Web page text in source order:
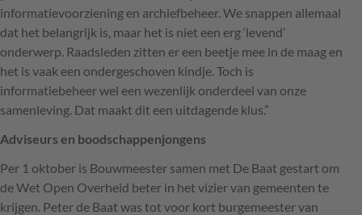
informatievoorziening en archiefbeheer. We snappen allemaal
dat het belangrijk is, maar het is niet een erg ‘levend’
onderwerp. Raadsleden zitten er een beetje mee in de maag en
het is vaak een ondergeschoven kindje. Toch is
informatiebeheer wel een wezenlijk onderdeel van onze
samenleving. Dat maakt dit een uitdagende klus.”
Adviseurs en boodschappenjongens
Per 1 oktober is Bouwmeester samen met De Baat gestart om
de Wet Open Overheid beter in het vizier van gemeenten te
krijgen. Peter de Baat was tot voor kort burgemeester van